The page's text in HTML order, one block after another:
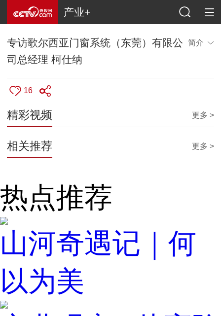
产业+
专访歌尔西亚门窗系统（东莞）有限公
司总经理 柯仕纳
简介
16
精彩视频 更多 >
相关推荐 更多 >
热点推荐
山河奇遇记｜何
以为美